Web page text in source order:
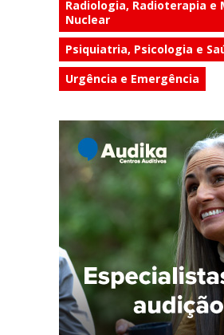
Radiologia, Radioterapia e
Nuclear
Psiquiatria, Psicologia e
Urgência e Emergência